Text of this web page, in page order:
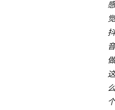
感
觉
抖
音
做
这
么
个